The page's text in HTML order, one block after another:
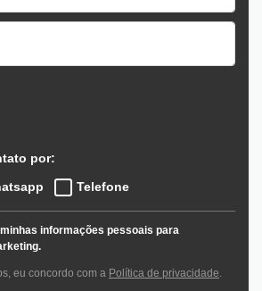
por:
Telefone
informações pessoais para
eu concordo com a Política de privacidade.